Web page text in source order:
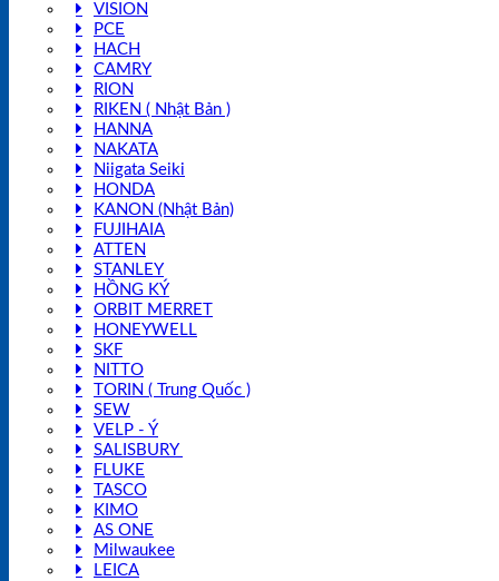
VISION
PCE
HACH
CAMRY
RION
RIKEN ( Nhật Bản )
HANNA
NAKATA
Niigata Seiki
HONDA
KANON (Nhật Bản)
FUJIHAIA
ATTEN
STANLEY
HỒNG KÝ
ORBIT MERRET
HONEYWELL
SKF
NITTO
TORIN ( Trung Quốc )
SEW
VELP - Ý
SALISBURY
FLUKE
TASCO
KIMO
AS ONE
Milwaukee
LEICA